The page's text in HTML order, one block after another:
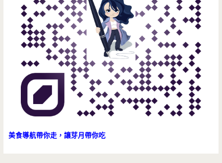
美食導航帶你走，讓芽月帶你吃